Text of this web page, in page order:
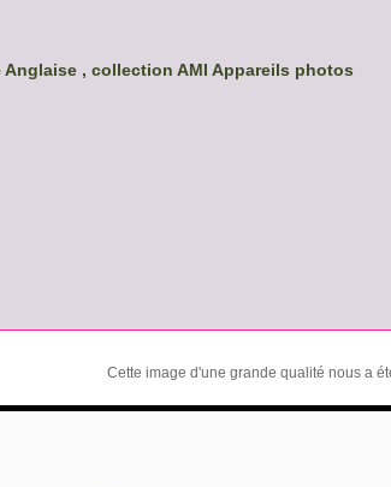
Anglaise , collection AMI Appareils photos
Cette image d'une grande qualité nous a